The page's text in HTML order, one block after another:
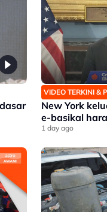
VIDEO TERKINI &
New York
e-basikal
1 day ago